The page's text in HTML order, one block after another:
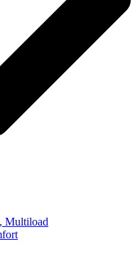
Multiload